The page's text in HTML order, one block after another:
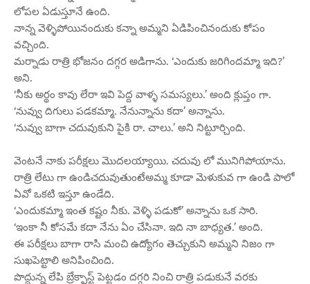
లోపల ఏడుస్తూనే ఉంది.
నాన్న వెళ్ళిపోయినందుకు కన్నా అమ్మని ఏడిపించినందుకు కోపం
వచ్చింది.
మర్నాడు రాత్రి భోజనం దగ్గర అడిగాను. ‘ఎందుకు జరిగిందమ్మా ఇది?’
అని.
‘నీకు అర్థం కావు లేరా ఇవి పెద్ద వాళ్ళ సమస్యలు.’ అంది క్లుప్తం గా.
‘నువ్వు దిగులు పడకమ్మా. నేనున్నాను కదా’ అన్నాను.
‘నువ్వు బాగా చదువుకుని పైకి రా. చాలు.’ అని నిట్టూర్చింది.​
వెంటనే నాకు పరీక్షలు మొదలయ్యాయి. చదువు లో మునిగిపోయాను.
రాత్రి లేటు గా ఉండిచదువుతుంటేఅమ్మ కూడా మెళుకువ గా ఉండి పాలో
ఏవో ఒకటి ఇస్తూ ఉండేది.
‘ఎందుకమ్మా ఇంత కష్టం నీకు. వెళ్ళి పడుకో’ అన్నాను ఒక సారి.
‘ఇంకా నీ కోసమే కదా నేను ఏం చేసినా. ఇది నా బాధ్యత.’ అంది.
ఈ పరీక్షలు బాగా రాసి మంచి ఉద్యోగం తెచ్చుకుని అమ్మని నిజం గా
సుఖపెట్టాలి అనిపించింది.
పొద్దున్న లేపి బ్రేక్ఫాస్ట్ పెట్టడం దగ్గరి నించి రాత్రి పడుకునే వరకు